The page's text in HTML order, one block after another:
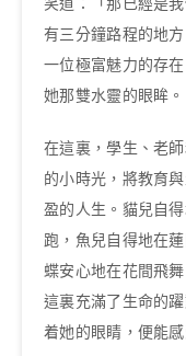
有三分鐘路程的地
一位極富魅力的存
她那雙水靈的眼眸。
在這裏，學生、老
的小時光，將教育
盈的人生。貓兒自
跑，魚兒自得地在
蝶安心地在花間飛
這裏充滿了生命的
着她的眼睛，便能